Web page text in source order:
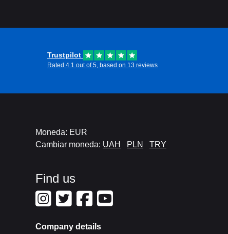
Trustpilot
Rated 4.1 out of 5, based on 13 reviews
Moneda: EUR
Cambiar moneda: UAH PLN TRY
Find us
Company details